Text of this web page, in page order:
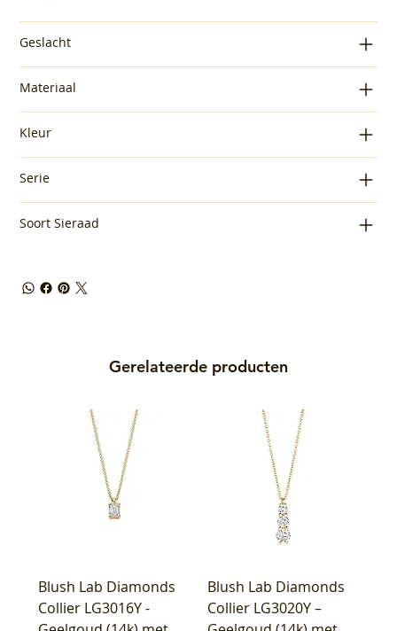
Geslacht
Materiaal
Kleur
Serie
Soort Sieraad
Gerelateerde producten
Blush Lab Diamonds
Collier LG3016Y -
Blush Lab Diamonds
Collier LG3020Y –